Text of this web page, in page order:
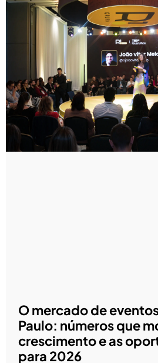
O mercado de
Paulo: números que
crescimento e as
para 2026